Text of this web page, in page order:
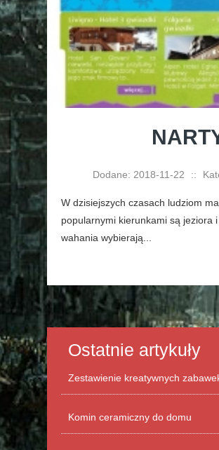
Dodane: 2018-11-22 ::
W dzisiejszych czasach ludziom
popularnymi kierunkami są jeziora
wahania wybierają...
Ostatnie artykuły
Zestawienie kreatywnych
Komin ceramiczny do domu